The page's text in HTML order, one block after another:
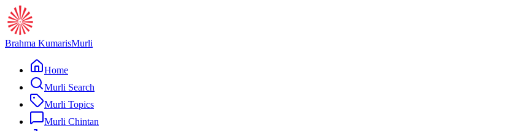
Brahma KumarisMurli
Home
Murli Search
Murli Topics
Murli Chintan